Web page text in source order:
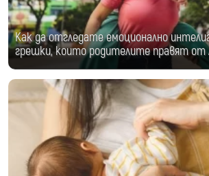
Как да отгледате емоционално
грешки, които родителите правят от